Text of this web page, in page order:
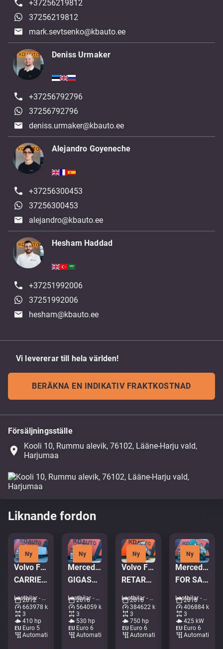
+37256219812
37256219812
mark.sevtsenko@kbauto.ee
Deniss Urmaker
+37256792796
37256792796
deniss.urmaker@kbauto.ee
Alejandro Goyeneche
+37256300453
37256300453
alejandro@kbauto.ee
Hesham Haddad
+37251992006
37251992006
hesham@kbauto.ee
Vi levererar till hela världen!
BERÄKNA EN INDIKATIV FRAKTKOSTNAD
Försäljningsställe
place
Kooli 10, Rummu alevik, 76102, Lääne-Harju vald,
Harjumaa
Liknande fordon
Ny
Volvo FM410 6x2*4
CARRIER SUPRA 950 MT / 2 ZONE FRIDGE
Lastbilar - Kylskåp • M420-1252
2012
663978 km
3
410 hp
Euro 5
Automatisk
Ny
Mercedes-Benz Actros 2653 6x2
GIGASPACE / JOAB L20 ton / L=5400 mm
Lastbilar - Lastväxlare • M025-3669
2016
564059 km
3
530 hp
Euro 6
Automatisk
Ny
Volvo FH16 750 6x4
RETARDER / TANDEM AXLE LIFT / BIG AXLES
Lastbilar - Tippbil • M252-3798
2016
384622 km
3
750 hp
Euro 6
Automatisk
Ny
Mercedes-Benz Actros 2658 6x4
FOR SALE AS CHASSIS / RETARDER / CHASSIS L=6600 mm
Lastbilar - Chassi • M435-3734
2018
406884 km
3
425 kW
Euro 6
Automatisk